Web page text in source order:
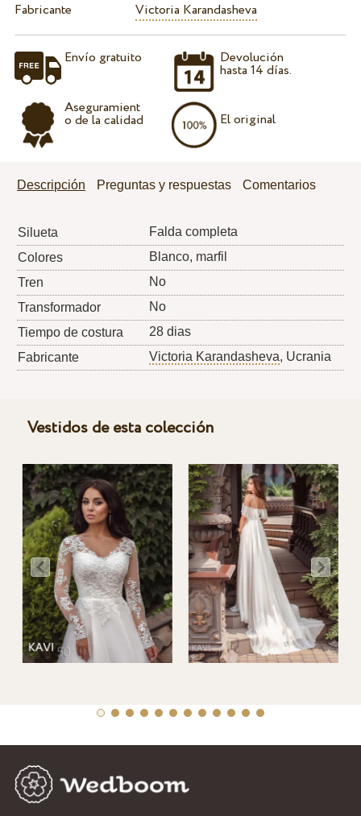
Fabricante
Victoria Karandasheva
Envío gratuito
Aseguramient
o de la calidad
Devolución
hasta 14 días.
El original
Descripción Preguntas y respuestas Comentarios
Silueta
Falda completa
Colores
Blanco, marfil
Tren
No
Transformador
No
Tiempo de costura
28 dias
Fabricante
Victoria Karandasheva, Ucrania
Vestidos de esta colección